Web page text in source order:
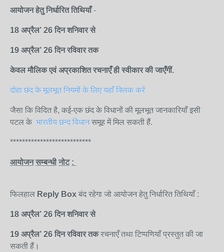
आयोजन हेतु निर्धारित तिथियाँ-
18 अप्रैल’ 26 दिन शनिवार से
19 अप्रैल’ 26 दिन रविवार तक
केवल मौलिक एवं अप्रकाशित रचनाएँ ही स्वीकार की जाएँगीं.
दोहा छंद के मूलभूत नियमों के लिए यहाँ क्लिक करें
जैसा कि विदित है, कई-एक छंद के विधानों की मूलभूत जानकारियाँ इसी
पटल के भारतीय छन्द विधानसमूह में मिल सकती हैं.
***************************
आयोजन सम्बन्धी नोट :
फिलहाल Reply Box बंद रहेगा जो आयोजन हेतु निर्धारित तिथियाँ :
18 अप्रैल’ 26 दिन शनिवार से
19 अप्रैल’ 26 दिन रविवार तक रचनाएँ तथा टिप्पणियाँ प्रस्तुत की जा
सकती हैं।